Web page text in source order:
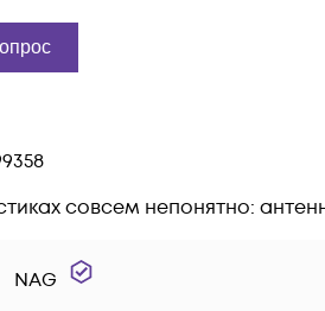
совсем непонятно:
NAG